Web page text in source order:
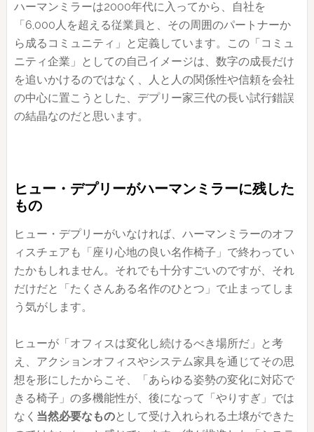
ハーマンミラーは2000年代に入ってから、自社を
「6,000人を超える従業員と、その周囲のパートナーか
ら成るコミュニティ」と定義しています。この「コミュ
ニティ企業」としての自己イメージは、数字の成長だけ
を追いかけるのではなく、人と人の関係性や信頼を会社
の中心に置こうとした、デプリー家三代の長い試行錯誤
の結晶なのだと思います。
ヒュー・デプリーがハーマンミラーに残した
もの
ヒュー・デプリーがいなければ、ハーマンミラーのオフ
ィスチェアも「座り心地の良い名作椅子」で終わってい
たかもしれません。それでも十分すごいのですが、それ
だけだと「たくさんある名作のひとつ」で止まってしま
う気がします。
ヒューが「オフィスは変化し続けるべき場所だ」と考
え、アクションオフィスやシステム家具を通じてその思
想を形にしたからこそ、「あらゆる姿勢の変化に対応で
きる椅子」の多機能性が、後になって「やりすぎ」では
なく 当然必要なものとして受け入れられる土壌ができた